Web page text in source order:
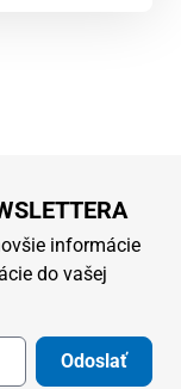
informácie
do vašej
Odoslať